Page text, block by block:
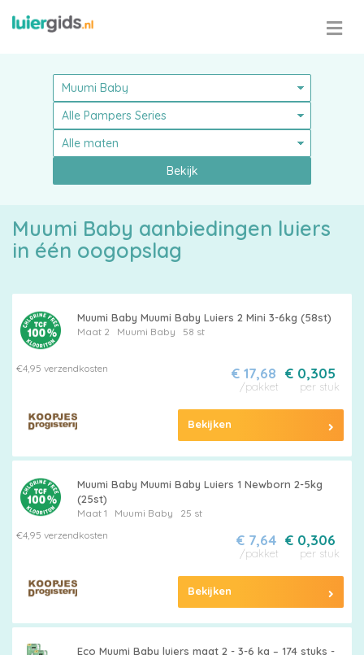
Alle
luiers
Luierbroekjes
Bekijk
Muumi Baby aanbiedingen luiers
in één oogopslag
Muumi Baby Muumi Baby Luiers 2 Mini 3-6kg (58st)
Maat 2 Muumi Baby 58 st
€4,95 verzendkosten € 0,305
per stuk
€ 17,68
/pakket
Bekijken
Muumi Baby Muumi Baby Luiers 1 Newborn 2-5kg
(25st)
Maat 1 Muumi Baby
25 st
€4,95 verzendkosten
€ 0,306
per stuk
€ 7,64
/pakket
Bekijken
Eco Muumi Baby luiers maat 2 - 3-6 kg – 174 stuks -